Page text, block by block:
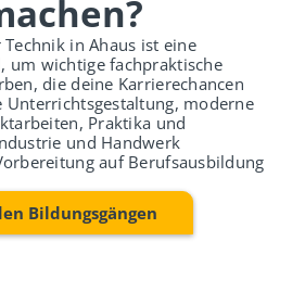
in Ahaus ist eine
um wichtige fachpraktische
die deine Karrierechancen
Unterrichtsgestaltung, moderne
Praktika und
und Handwerk
auf Berufsausbildung
Bildungsgängen